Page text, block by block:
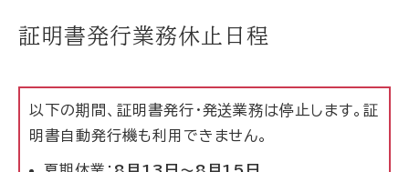
証明書発行業務休止日程
以下の期間、証明書発行・発送業務は停止します。証
明書自動発行機も利用できません。